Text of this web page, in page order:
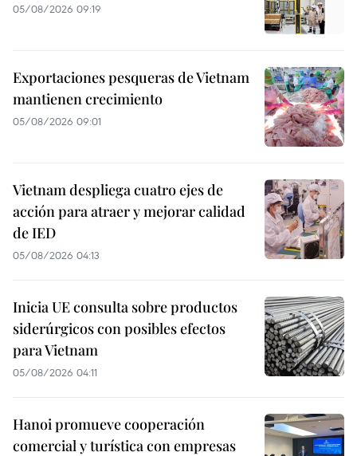
05/08/2026 09:19
Exportaciones pesqueras de Vietnam
mantienen crecimiento
05/08/2026 09:01
Vietnam despliega cuatro ejes de
acción para atraer y mejorar calidad
de IED
05/08/2026 04:13
Inicia UE consulta sobre productos
siderúrgicos con posibles efectos
para Vietnam
05/08/2026 04:11
Hanoi promueve cooperación
comercial y turística con empresas